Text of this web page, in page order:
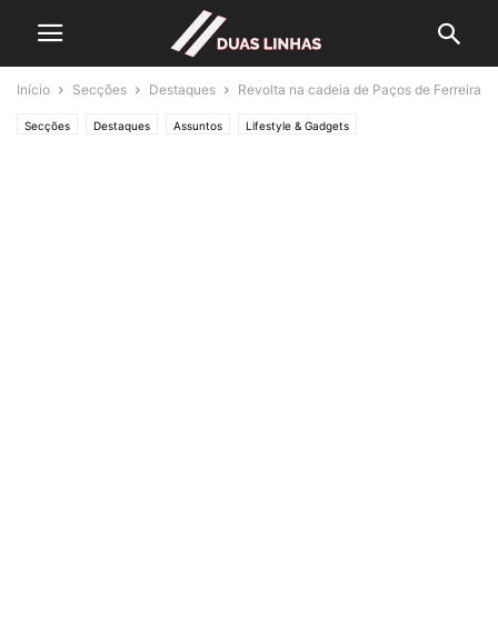
Início Secções Destaques Revolta na cadeia de Paços de Ferreira
Secções Destaques Assuntos Lifestyle & Gadgets